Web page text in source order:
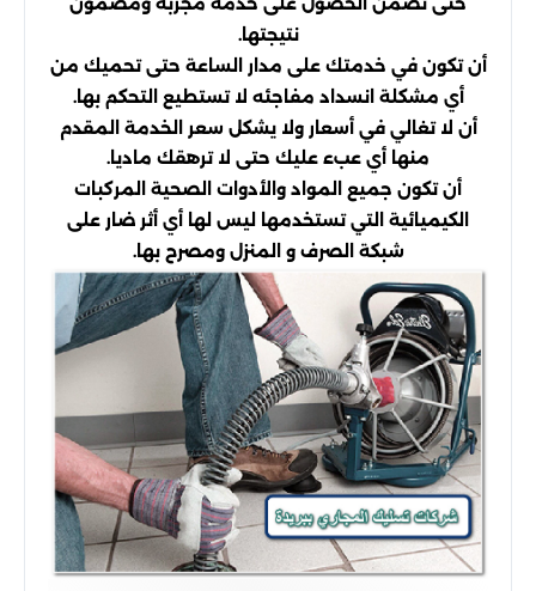
نتيجتها.
أن تكون في خدمتك على مدار الساعة حتى تحميك من
أي مشكلة انسداد مفاجئه لا تستطيع التحكم بها.
أن لا تغالي في أسعار ولا يشكل سعر الخدمة المقدم
منها أي عبء عليك حتى لا ترهقك ماديا.
أن تكون جميع المواد والأدوات الصحية المركبات
الكيميائية التي تستخدمها ليس لها أي أثر ضار على
شبكة الصرف و المنزل ومصرح بها.